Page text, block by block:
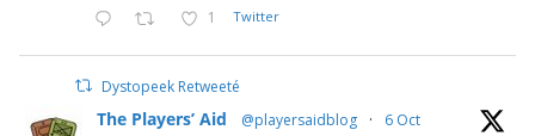
1 Twitter
Dystopeek Retweeté
The Players’ Aid @playersaidblog · 6 Oct